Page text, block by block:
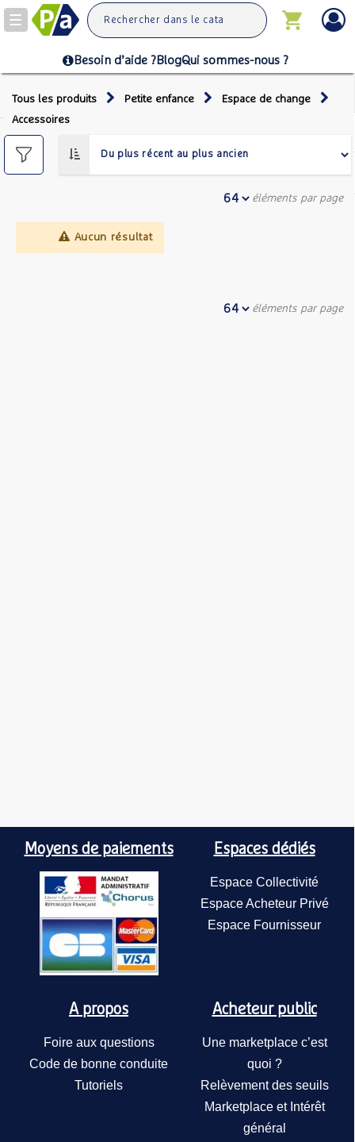
Toggle
navigation
Besoin d’aide ?BlogQui sommes-nous ?
Tous les produits Petite enfance
Espace de change
Accessoires
éléments par page
Aucun résultat
éléments par page
Moyens de paiements Espaces dédiés
Espace Collectivité
Espace Acheteur Privé
Espace Fournisseur
A propos
Foire aux questions
Code de bonne conduite
Tutoriels
Acheteur public
Une marketplace c’est
quoi ?
Relèvement des seuils
Marketplace et Intérêt
général